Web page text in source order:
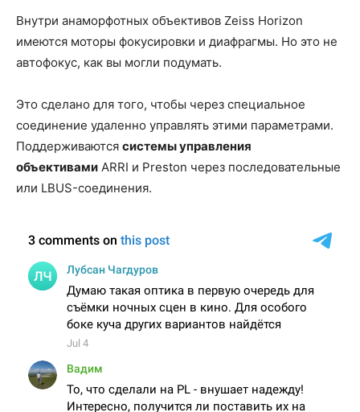
Внутри анаморфотных объективов Zeiss Horizon
имеются моторы фокусировки и диафрагмы. Но это не
автофокус, как вы могли подумать.
Это сделано для того, чтобы через специальное
соединение удаленно управлять этими параметрами.
Поддерживаются системы управления
объективами ARRI и Preston через последовательные
или LBUS-соединения.